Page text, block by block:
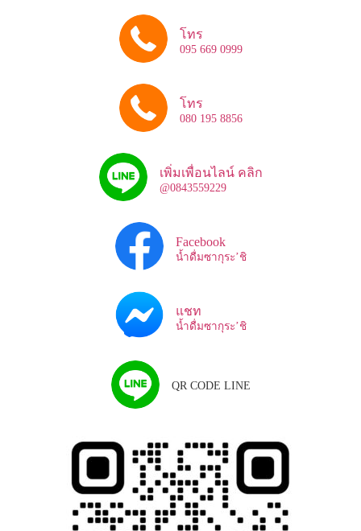
โทร
095 669 0999
โทร
080 195 8856
เพิ่มเพื่อนไลน์ คลิก
@0843559229
Facebook
น้ำดื่มซากุระ’ชิ
แชท
น้ำดื่มซากุระ’ชิ
QR CODE LINE